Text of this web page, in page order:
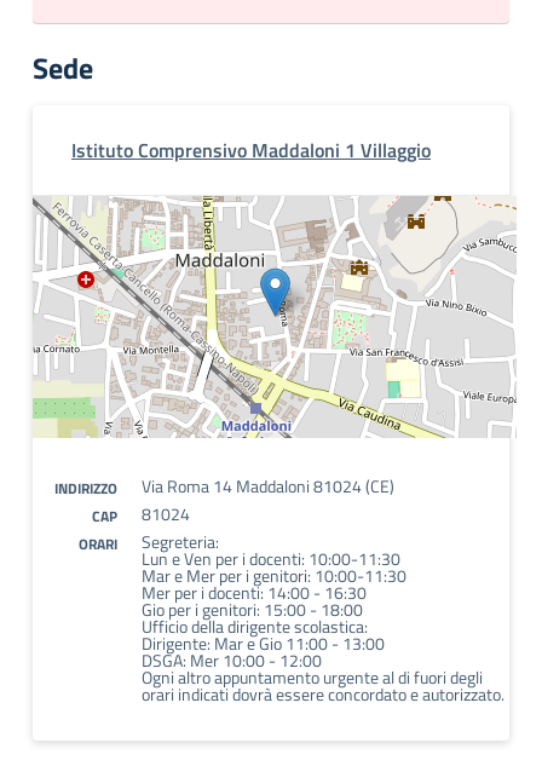
Sede
Istituto Comprensivo Maddaloni 1 Villaggio
INDIRIZZO Via Roma 14 Maddaloni 81024 (CE)
CAP 81024
ORARI Segreteria:
Lun e Ven per i docenti: 10:00-11:30
Mar e Mer per i genitori: 10:00-11:30
Mer per i docenti: 14:00 - 16:30
Gio per i genitori: 15:00 - 18:00
Ufficio della dirigente scolastica:
Dirigente: Mar e Gio 11:00 - 13:00
DSGA: Mer 10:00 - 12:00
Ogni altro appuntamento urgente al di fuori degli
orari indicati dovrà essere concordato e autorizzato.